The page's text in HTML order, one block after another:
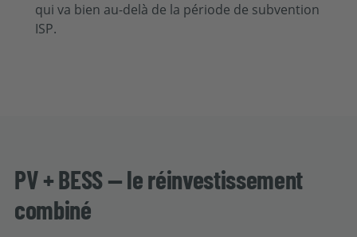
qui va bien au-delà de la période de subvention
ISP.
PV + BESS — le réinvestissement
combiné